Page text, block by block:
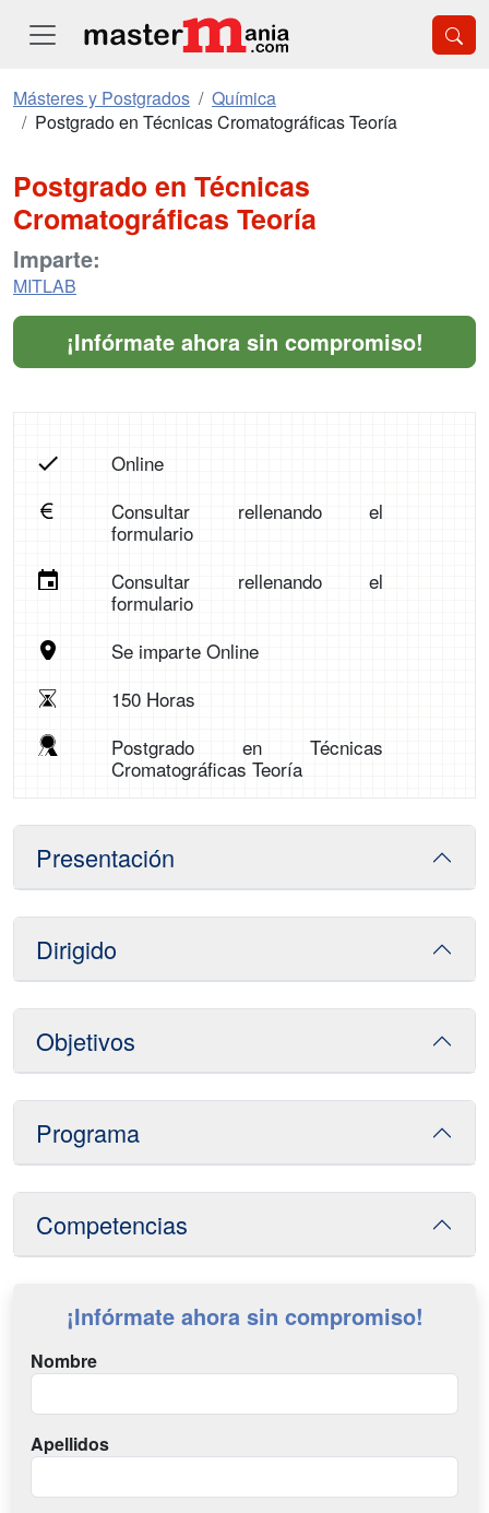
Másteres y Postgrados
Química
Postgrado en Técnicas Cromatográficas Teoría
Postgrado en Técnicas
Cromatográficas Teoría
Imparte:
MITLAB
¡Infórmate ahora sin compromiso!
Online
Consultar rellenando el
formulario
Consultar rellenando el
formulario
Se imparte Online
150 Horas
Postgrado en Técnicas
Cromatográficas Teoría
Presentación
Dirigido
Objetivos
Programa
Competencias
¡Infórmate ahora sin compromiso!
Nombre
Apellidos